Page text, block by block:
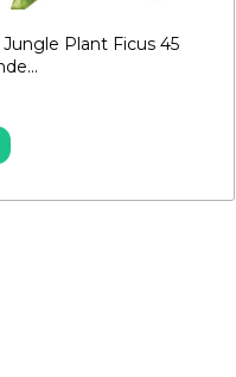
Jungle Plant Ficus 45